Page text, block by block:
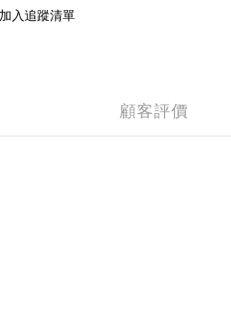
加入追蹤清單
顧客評價